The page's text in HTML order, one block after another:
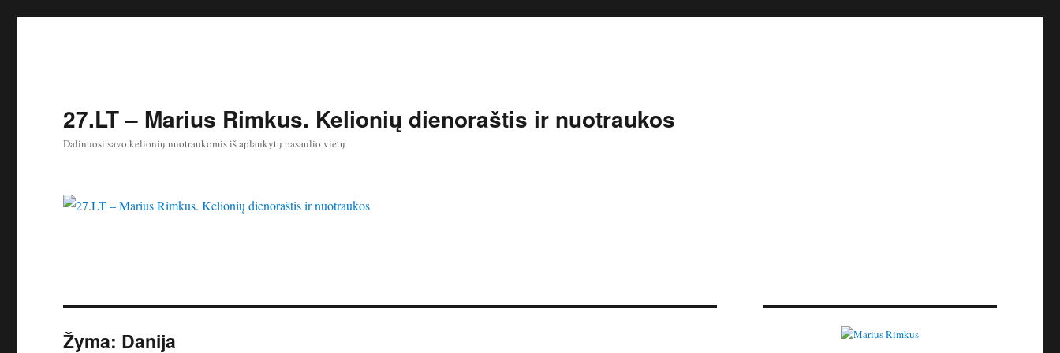
27.LT – Marius Rimkus. Kelionių dienoraštis ir nuotraukos
Dalinuosi savo kelionių nuotraukomis iš aplankytų pasaulio vietų
Žyma: Danija